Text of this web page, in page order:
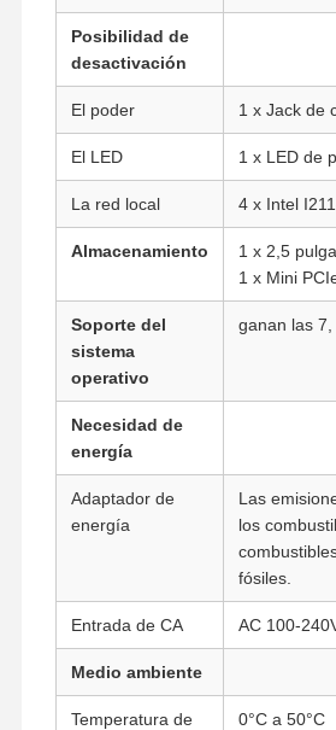
Inicio
Control De
Contacto Ahora
Firewall Mini PC también
Mini PC industrial
1U PC de montaje en bastidor
Posibilidad de
desactivación
El poder 1 x Jack de
El LED 1 x LED de
La red local 4 x Intel
Almacenamiento
1 x 2,5
1 x Mini
Soporte del
sistema
operativo
ganan las
Necesidad de
energía
Adaptador de
energía
Las
los
fósiles.
Entrada de CA AC 100-
Medio ambiente
Temperatura de
0°C a 50°C